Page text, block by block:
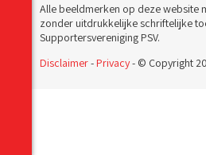
Alle beeldmerken op deze website
zonder uitdrukkelijke schriftelijke
Supportersvereniging PSV.
Disclaimer-Privacy- © Copyright